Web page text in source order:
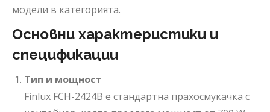
модели в категорията.
Основни характеристики и
спецификации
Тип и мощност
Finlux FCH-2424B е стандартна прахосмукачка с